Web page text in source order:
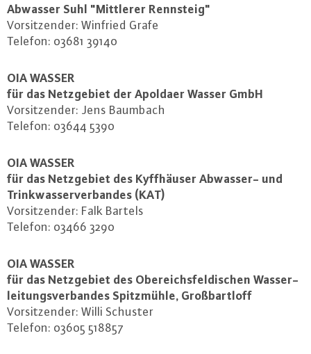
Abwasser Suhl "Mittlerer Rennsteig"
Vor­sit­zen­der: Winfried Grafe
Telefon: 03681 39140
OIA WASSER
für das Netz­ge­biet der Apoldaer Wasser GmbH
Vor­sit­zen­der: Jens Baumbach
Telefon: 03644 5390
OIA WASSER
für das Netz­ge­biet des Kyff­häu­ser Abwasser- und
Trink­was­ser­ver­ban­des (KAT)
Vor­sit­zen­der: Falk Bartels
Telefon: 03466 3290
OIA WASSER
für das Netz­ge­biet des Obereichs­fel­di­schen Was­ser­
lei­tungs­ver­ban­des Spitz­müh­le, Groß­bart­loff
Vor­sit­zen­der: Willi Schuster
Telefon: 03605 518857